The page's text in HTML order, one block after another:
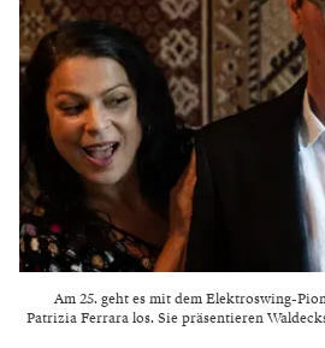
Am 25. geht es mit dem Elektroswing-
Patrizia Ferrara los. Sie präsentieren